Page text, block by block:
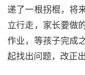
递了一根拐棍，将
立行走，家长要做
作业，等孩子完成
起找出问题，改正